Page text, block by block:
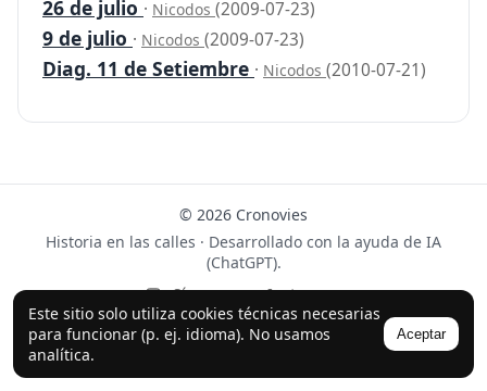
Este sitio solo utiliza cookies técnicas necesarias
para funcionar (p. ej. idioma). No usamos
analítica.
Aceptar
26 de julio · Nicodos (2009-07-23)
9 de julio · Nicodos (2009-07-23)
Diag. 11 de Setiembre · Nicodos (2010-07-21)
© 2026 Cronovies
Historia en las calles · Desarrollado con la ayuda de IA
(ChatGPT).
Síguenos en Instagram